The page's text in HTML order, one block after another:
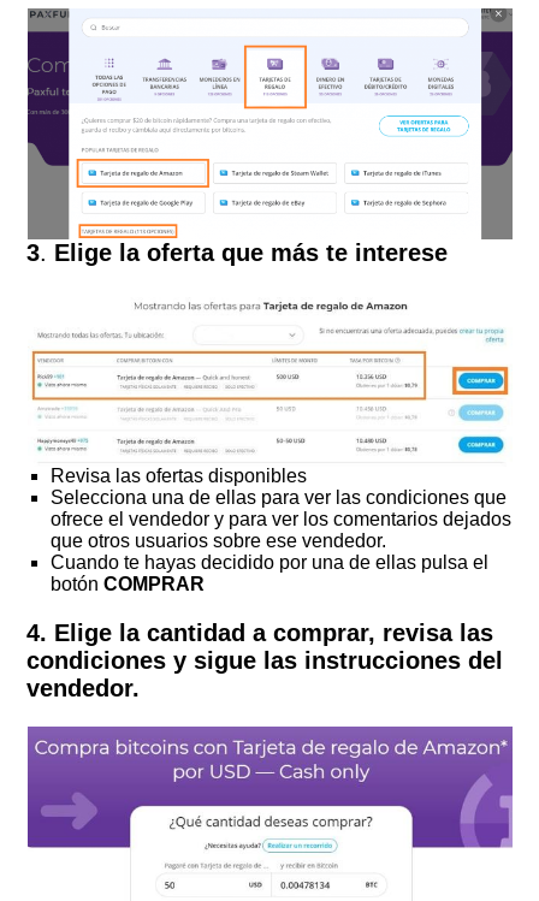
3. Elige la oferta que más te interese
Revisa las ofertas disponibles
Selecciona una de ellas para ver las condiciones que
ofrece el vendedor y para ver los comentarios dejados
que otros usuarios sobre ese vendedor.
Cuando te hayas decidido por una de ellas pulsa el
botónCOMPRAR
4. Elige la cantidad a comprar, revisa las
condiciones y sigue las instrucciones del
vendedor.